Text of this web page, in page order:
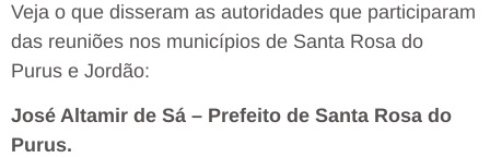
Veja o que disseram as autoridades que participaram
das reuniões nos municípios de Santa Rosa do
Purus e Jordão:
José Altamir de Sá – Prefeito de Santa Rosa do
Purus.